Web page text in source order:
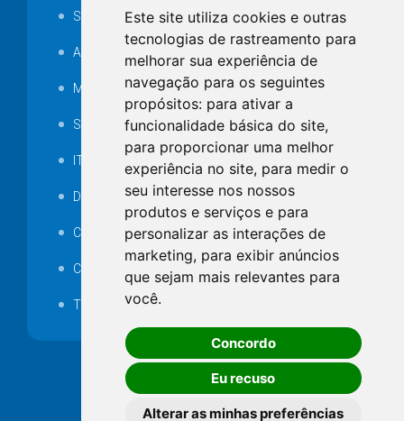
Este site utiliza cookies e outras
tecnologias de rastreamento para
melhorar sua experiência de
navegação para os seguintes
propósitos: para ativar a
funcionalidade básica do site,
para proporcionar uma melhor
experiência no site, para medir o
seu interesse nos nossos
produtos e serviços e para
personalizar as interações de
marketing, para exibir anúncios
que sejam mais relevantes para
você.
Concordo
Eu recuso
Alterar as minhas preferências
SAMAE
Audiência pública
MANUTENÇÃO DE ILUMINAÇÃO PÚBLICA
Serviços Técnicos TI
ITR
Desapropriações
Catalogo Eletrônico de Padronização
Consórcios Municipais
Telefones Úteis